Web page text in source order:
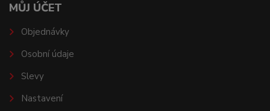
MŮJ ÚČET
Objednávky
Osobní údaje
Slevy
Nastavení